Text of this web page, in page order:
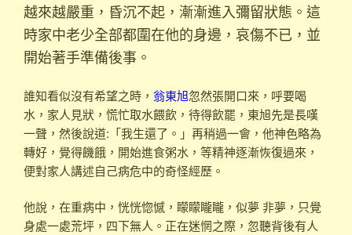
越來越嚴重，昏沉不起，漸漸進入彌留狀態。這
時家中老少全部都圍在他的身邊，哀傷不已，並
開始著手準備後事。
誰知看似沒有希望之時， 翁東旭忽然張開口來，呼要喝
水，家人見狀，慌忙取水餵飲，待得飲罷，東旭先是長嘆
一聲，然後說道:「我生還了。」再稍過一會，他神色略為
轉好，覺得饑餓，開始進食粥水，等精神逐漸恢復過來，
便對家人講述自己病危中的奇怪經歷。
他說，在重病中，恍恍惚憾，矇矇矓矓，似夢 非夢，只覺
身處一處荒坪，四下無人。正在迷惘之際，忽聽背後有人